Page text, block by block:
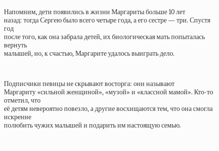
Напомним, дети появились в жизни Маргариты больше 10 лет
назад: тогда Сергею было всего четыре года, а его сестре — три. Спустя
год
после того, как она забрала детей, их биологическая мать попыталась
вернуть
малышей, но, к счастью, Маргарите удалось выиграть дело.
Подписчики певицы не скрывают восторга: они называют
Маргариту «сильной женщиной», «музой» и «классной мамой». Кто-то
отметил, что
её детям невероятно повезло, а другие восхищаются тем, что она смогла
искренне
полюбить чужих малышей и подарить им настоящую семью.